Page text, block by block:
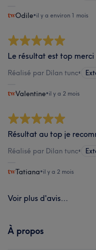
Odile•il y a environ 1 mois
Le résultat est top
Réalisé par Dilan tunc•
Valentine•il y a 2 mois
Résultat au top je
Réalisé par Dilan tunc•
Tatiana•il y a 2 mois
Voir plus d'avis...
À propos